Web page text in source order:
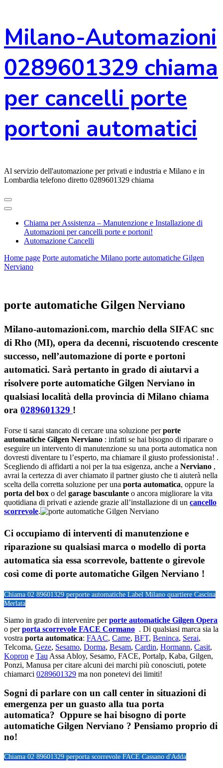
al
contenuto
Milano-Automazioni
0289601329 chiama
per cancelli porte
portoni automatici
Al servizio dell'automazione per privati e industria e Milano e in
Lombardia telefono diretto 0289601329 chiama
Chiama per Assistenza – Manutenzione e Installazione di
Automazioni per cancelli porte e portoni!
Automazione Cancelli
Home page Porte automatiche Milano porte automatiche Gilgen
Nerviano
porte automatiche Gilgen Nerviano
Milano-automazioni.com, marchio della SIFAC snc
di Rho (MI), opera da decenni, riscuotendo crescente
successo, nell’automazione di porte e portoni
automatici. Sarà pertanto in grado di aiutarvi a
risolvere porte automatiche Gilgen Nerviano in
qualsiasi località della provincia di Milano chiama
ora 0289601329 !
Forse ti sarai stancato di cercare una soluzione perporte
automatiche Gilgen Nerviano : infatti se hai bisogno di riparare o
eseguire un intervento di manutenzione su una porta automatica non
dovresti diventare tu l’esperto, ma chiamare il giusto professionista! .
Scegliendo di affidarti a noi per la tua esigenza, anche a Nerviano ,
avrai la certezza di aver chiamato il partner giusto che ti aiuterà nella
scelta della corretta soluzione per una porta automatica, oppure la
porta del box o del garage basculante o ancora migliorare la vita
quotidiana di privati e aziende grazie all’installazione di un cancello
scorrevole.
Ci occupiamo di interventi di manutenzione e
riparazione su qualsiasi marca o modello di porta
automatica sia essa scorrevole, battente o girevole
così come di porte automatiche Gilgen Nerviano !
Chiama 02 89601329 perporte automatiche Label Milano quartiere Cascina
Merlata
Siamo in grado di intervenire perporte automatiche Gilgen Opera
o perporta scorrevole FACE Cormano . Di qualsiasi marca sia la
vostra porta automatica: FAAC, Came, BFT, Beninca, Serai,
Telcoma, Geze, Sesamo, Dorma, Besam, Cardin, Hormann, Casit,
Kopron e Tau Assa Abloy, Sesamo, FACE, Portalp, Kaba, Gilgen,
Ponzi, Manusa per citare alcuni dei marchi più conosciuti, potete
chiamarci 0289601329 ma non ponetevi dei limiti!
Sogni di parlare con un call center in situazioni di
emergenza per un guasto alla tua porta
automatica? Oppure se hai bisogno di porte
automatiche Gilgen Nerviano ? Pensiamo proprio di
no!
Chiama 02 89601329 perporta scorrevole FACE Cassano d'Adda